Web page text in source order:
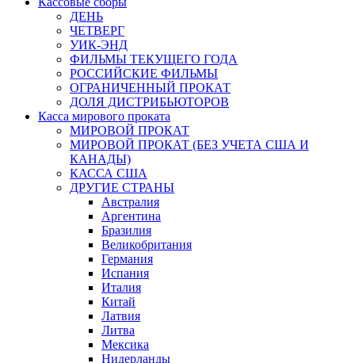
ДЕНЬ
ЧЕТВЕРГ
УИК-ЭНД
ФИЛЬМЫ ТЕКУЩЕГО ГОДА
РОССИЙСКИЕ ФИЛЬМЫ
ОГРАНИЧЕННЫЙ ПРОКАТ
ДОЛЯ ДИСТРИБЬЮТОРОВ
Касса мирового проката
МИРОВОЙ ПРОКАТ
МИРОВОЙ ПРОКАТ (БЕЗ УЧЕТА США И
КАНАДЫ)
КАССА США
ДРУГИЕ СТРАНЫ
Австралия
Аргентина
Бразилия
Великобритания
Германия
Испания
Италия
Китай
Латвия
Литва
Мексика
Нидерланды